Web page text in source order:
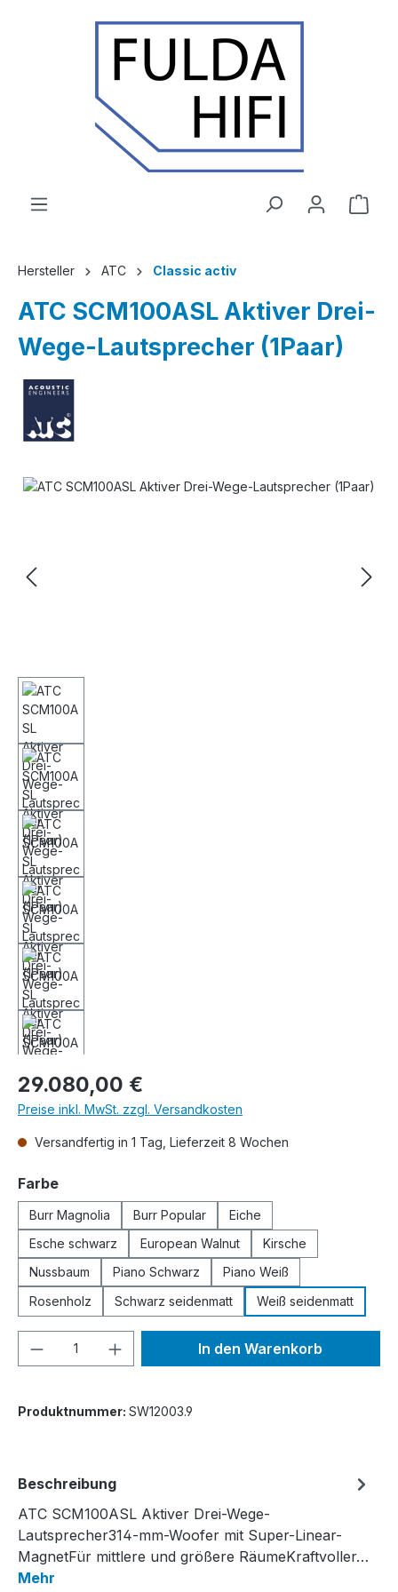
Zum Hauptinhalt springen
Hersteller ATC Classic activ
ATC SCM100ASL Aktiver Drei-
Wege-Lautsprecher (1Paar)
Bildergalerie überspringen
Regulärer Preis:
29.080,00 €
Preise inkl. MwSt. zzgl. Versandkosten
Versandfertig in 1 Tag, Lieferzeit 8 Wochen
Farbeauswählen
Burr Magnolia Burr Popular
Eiche
Esche schwarz
European Walnut
Kirsche
Nussbaum
Piano Schwarz
Piano Weiß
Rosenholz
Schwarz seidenmatt Weiß seidenmatt
Produkt Anzahl: Gib denIn den Warenkorb
Produktnummer: SW12003.9
Beschreibung
ATC SCM100ASL Aktiver Drei-Wege-
Lautsprecher314-mm-Woofer mit Super-Linear-
MagnetFür mittlere und größere RäumeKraftvoller…
Mehr